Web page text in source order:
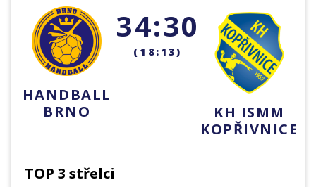
HANDBALL
BRNO
34:30
(18:13)
KH ISMM
KOPŘIVNICE
TOP 3 střelci